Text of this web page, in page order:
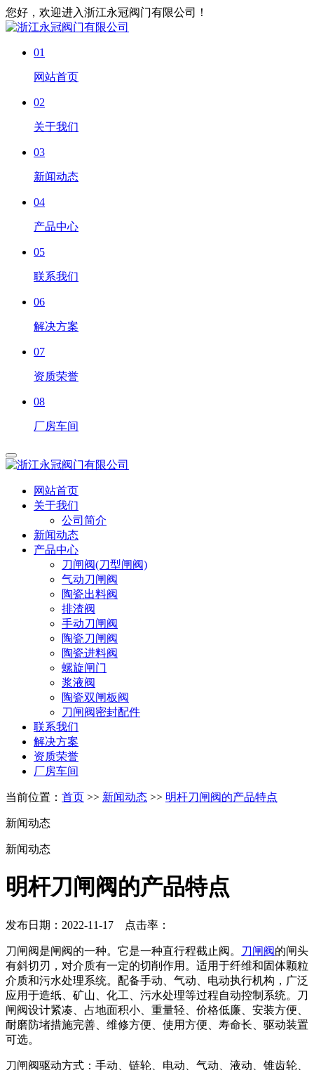
您好，欢迎进入浙江永冠阀门有限公司！
01
网站首页
02
关于我们
03
新闻动态
04
产品中心
05
联系我们
06
解决方案
07
资质荣誉
08
厂房车间
网站首页
关于我们
公司简介
新闻动态
产品中心
刀闸阀(刀型闸阀)
气动刀闸阀
陶瓷出料阀
排渣阀
手动刀闸阀
陶瓷刀闸阀
陶瓷进料阀
螺旋闸门
浆液阀
陶瓷双闸板阀
刀闸阀密封配件
联系我们
解决方案
资质荣誉
厂房车间
当前位置： 首页 >> 新闻动态 >> 明杆刀闸阀的产品特点
新闻动态
新闻动态
明杆刀闸阀的产品特点
发布日期：2022-11-17 点击率：
刀闸阀是闸阀的一种。它是一种直行程截止阀。 刀闸阀的闸头
有斜切刃，对介质有一定的切削作用。适用于纤维和固体颗粒
介质和污水处理系统。配备手动、气动、电动执行机构，广泛
应用于造纸、矿山、化工、污水处理等过程自动控制系统。刀
闸阀设计紧凑、占地面积小、重量轻、价格低廉、安装方便、
耐磨防堵措施完善、维修方便、使用方便、寿命长、驱动装置
可选。
刀闸阀驱动方式：手动、链轮、电动、气动、液动、锥齿轮、